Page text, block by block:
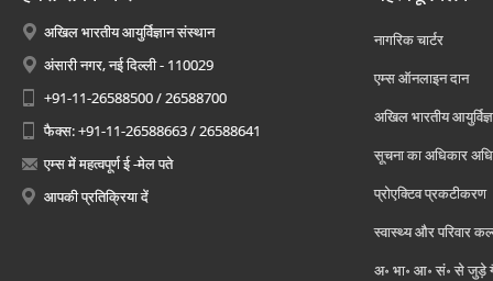
अखिल भारतीय आयुर्विज्ञान संस्थान
अंसारी नगर, नई दिल्ली - 110029
+91-11-26588500 / 26588700
फैक्स: +91-11-26588663 / 26588641
एम्स में महत्वपूर्ण ई -मेल पते
आपकी प्रतिक्रिया दें
नागरिक चार्टर
एम्स ऑनलाइन दान
अखिल भारतीय
सूचना का अधिकार
प्रोएक्टिव प्रकटीकरण
स्वास्थ्य और परिवार
अ॰ भा॰ आ॰ सं॰ से जुड़े